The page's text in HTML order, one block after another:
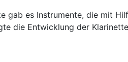
gab es Instrumente, die mit
die Entwicklung der